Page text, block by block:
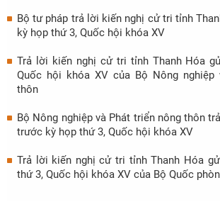
Bộ tư pháp trả lời kiến nghị cử tri tỉnh
kỳ họp thứ 3, Quốc hội khóa XV
Trả lời kiến nghị cử tri tỉnh Thanh Hóa
Quốc hội khóa XV của Bộ Nông nghiệp
thôn
Bộ Nông nghiệp và Phát triển nông thôn
trước kỳ họp thứ 3, Quốc hội khóa XV
Trả lời kiến nghị cử tri tỉnh Thanh Hóa
thứ 3, Quốc hội khóa XV của Bộ Quốc